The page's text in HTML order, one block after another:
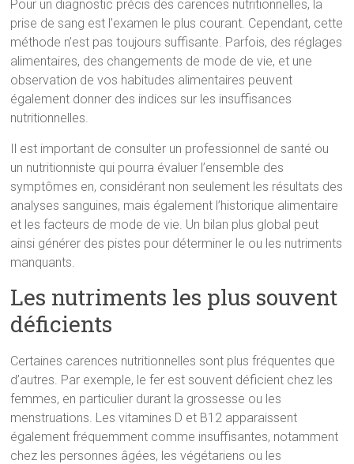
Pour un diagnostic précis des carences nutritionnelles, la
prise de sang est l’examen le plus courant. Cependant, cette
méthode n’est pas toujours suffisante. Parfois, des réglages
alimentaires, des changements de mode de vie, et une
observation de vos habitudes alimentaires peuvent
également donner des indices sur les insuffisances
nutritionnelles.
Il est important de consulter un professionnel de santé ou
un nutritionniste qui pourra évaluer l’ensemble des
symptômes en, considérant non seulement les résultats des
analyses sanguines, mais également l’historique alimentaire
et les facteurs de mode de vie. Un bilan plus global peut
ainsi générer des pistes pour déterminer le ou les nutriments
manquants.
Les nutriments les plus souvent
déficients
Certaines carences nutritionnelles sont plus fréquentes que
d’autres. Par exemple, le fer est souvent déficient chez les
femmes, en particulier durant la grossesse ou les
menstruations. Les vitamines D et B12 apparaissent
également fréquemment comme insuffisantes, notamment
chez les personnes âgées, les végétariens ou les